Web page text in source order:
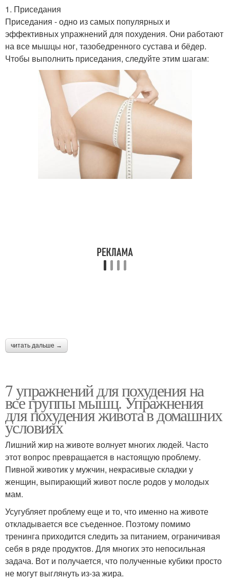
Зарядка для бедер Упражнения на бедра
Упражнения для
подтяжки
Лчшие упражнения
Упражнения на ноги
Упражнения для
уменьшения
1. Приседания
Приседания - одно из самых популярных и
эффективных упражнений для похудения. Они работают
на все мышцы ног, тазобедренного сустава и бёдер.
Чтобы выполнить приседания, следуйте этим шагам:
читать дальше →
7 упражнений для похудения на
все группы мышц. Упражнения
для похудения живота в домашних
условиях
Лишний жир на животе волнует многих людей. Часто
этот вопрос превращается в настоящую проблему.
Пивной животик у мужчин, некрасивые складки у
женщин, выпирающий живот после родов у молодых
мам.
Усугубляет проблему еще и то, что именно на животе
откладывается все съеденное. Поэтому помимо
тренинга приходится следить за питанием, ограничивая
себя в ряде продуктов. Для многих это непосильная
задача. Вот и получается, что полученные кубики просто
не могут выглянуть из-за жира.